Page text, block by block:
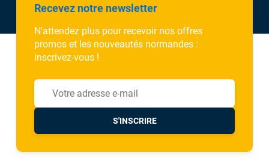
Recevez notre newsletter
N'attendez plus pour recevoir nos offres
promos et les nouveautés normandes :
inscrivez-vous !
S'INSCRIRE